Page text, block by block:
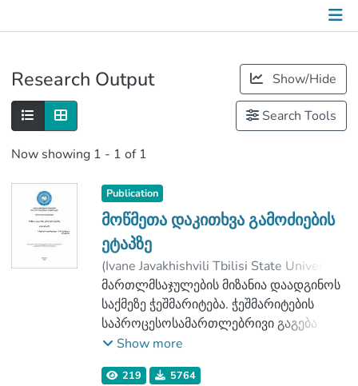
Research Output Show/Hide
Search Tools
Now showing 1 - 1 of 1
Publication
მოწმეთა დაკითხვა გამოძიების
ეტაპზე
(Ivane Javakhishvili Tbilisi State University
2019)ფხაკაძე, გოგა
;
მეიშვილი, ზაზა
;Faculty of Law
Ivane Javakhishvili Tbilisi State University
მართლმსაჯულების მიზანია დაადგინოს
საქმეზე ჭეშმარიტება. ჭეშმარიტების
საპროცესოსამართლებრივი გაგება
საქმეზე გამომდინარეობს იმ
რასაც მხარეები წარადგენენ
Show more
219 5764